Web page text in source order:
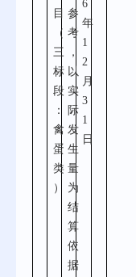
目
（
三
标
段
：
禽
蛋
类
）
参
考
，
以
实
际
发
生
量
为
结
算
依
据
6
年
1
2
月
3
1
日